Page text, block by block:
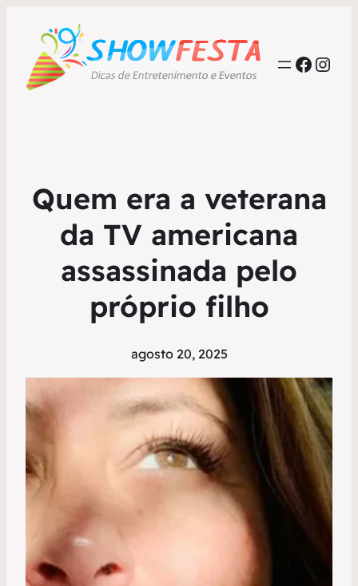
Quem era a veterana
da TV americana
assassinada pelo
próprio filho
agosto 20, 2025